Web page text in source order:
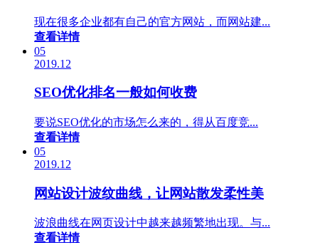
现在很多企业都有自己的官方网站，而网站建...
查看详情
05
2019.12
SEO优化排名一般如何收费
要说SEO优化的市场怎么来的，得从百度竞...
查看详情
05
2019.12
网站设计波纹曲线，让网站散发柔性美
波浪曲线在网页设计中越来越频繁地出现。与...
查看详情